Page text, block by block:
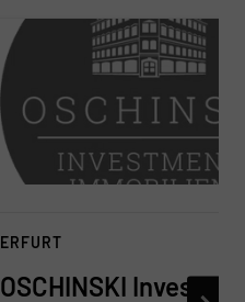
ERFURT
OSCHINSKI